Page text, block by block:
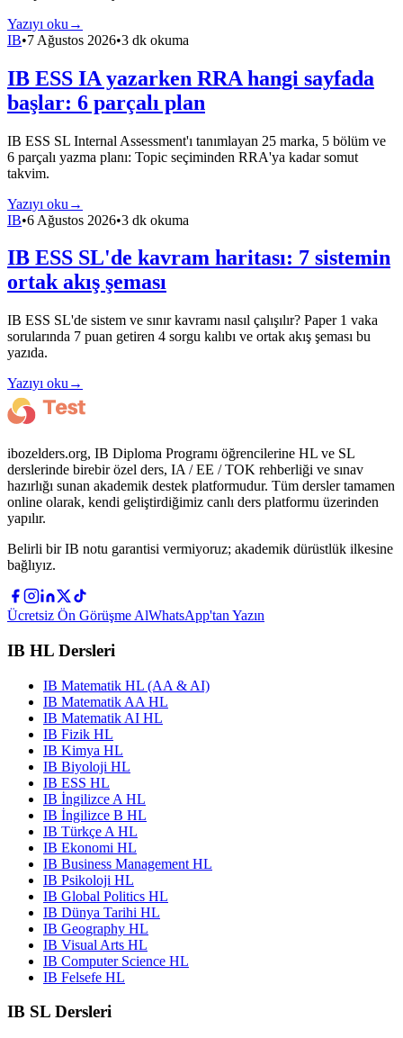
Yazıyı oku →
IB•7 Ağustos 2026•3 dk okuma
IB ESS IA yazarken RRA hangi sayfada
başlar: 6 parçalı plan
IB ESS SL Internal Assessment'ı tanımlayan 25 marka, 5 bölüm ve
6 parçalı yazma planı: Topic seçiminden RRA'ya kadar somut
takvim.
Yazıyı oku →
IB•6 Ağustos 2026•3 dk okuma
IB ESS SL'de kavram haritası: 7 sistemin
ortak akış şeması
IB ESS SL'de sistem ve sınır kavramı nasıl çalışılır? Paper 1 vaka
sorularında 7 puan getiren 4 sorgu kalıbı ve ortak akış şeması bu
yazıda.
Yazıyı oku →
ibozelders.org, IB Diploma Programı öğrencilerine HL ve SL
derslerinde birebir özel ders, IA / EE / TOK rehberliği ve sınav
hazırlığı sunan akademik destek platformudur. Tüm dersler tamamen
online olarak, kendi geliştirdiğimiz canlı ders platformu üzerinden
yapılır.
Belirli bir IB notu garantisi vermiyoruz; akademik dürüstlük ilkesine
bağlıyız.
Ücretsiz Ön Görüşme AlWhatsApp'tan Yazın
IB HL Dersleri
IB Matematik HL (AA & AI)
IB Matematik AA HL
IB Matematik AI HL
IB Fizik HL
IB Kimya HL
IB Biyoloji HL
IB ESS HL
IB İngilizce A HL
IB İngilizce B HL
IB Türkçe A HL
IB Ekonomi HL
IB Business Management HL
IB Psikoloji HL
IB Global Politics HL
IB Dünya Tarihi HL
IB Geography HL
IB Visual Arts HL
IB Computer Science HL
IB Felsefe HL
IB SL Dersleri